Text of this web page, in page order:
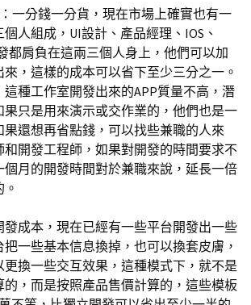
一分錢一分貨，現在市場上確實也有一
人組成，UI設計、產品經理、IOS、
都肩負在這兩三個人身上，他們可以加
，這樣的成本可以省下至少三分之一。
種工作室開發出來的APP質量不高，潛
只是用來演示或交作業的，他們也是一
還想再省點錢，可以找些兼職的人來
開發工程師，如果對開發的時間要求不
個月的開發時間對於兼職來說，延長一倍
發成本，現在已經有一些平台開發出一些
一些基本信息換掉，也可以換套皮膚，
更換一些交互效果，這種模式下，就不是
，而是按照產品售價計算的，這些模板